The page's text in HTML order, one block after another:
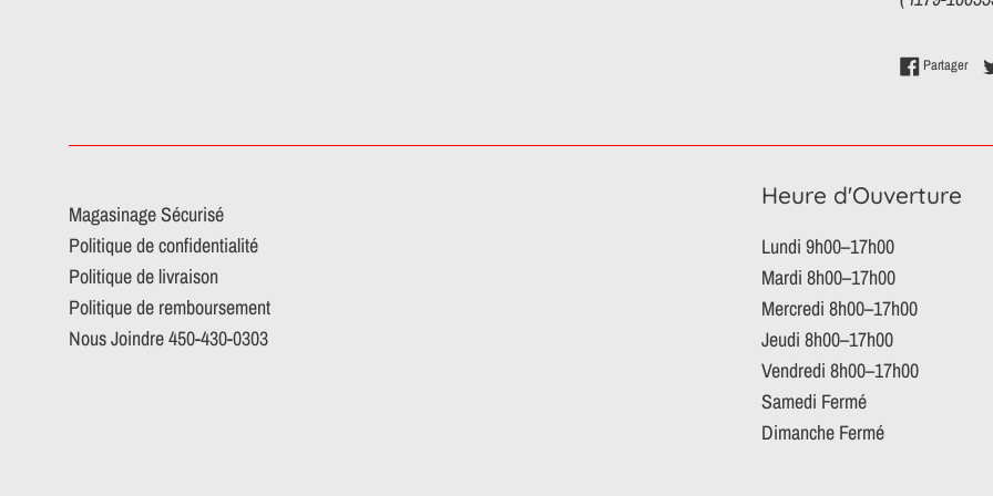
Partager
Magasinage Sécurisé
Politique de confidentialité
Politique de livraison
Politique de remboursement
Nous Joindre 450-430-0303
Heure d'Ouverture
Lundi 9h00–17h00
Mardi 8h00–17h00
Mercredi 8h00–17h00
Jeudi 8h00–17h00
Vendredi 8h00–17h00
Samedi Fermé
Dimanche Fermé